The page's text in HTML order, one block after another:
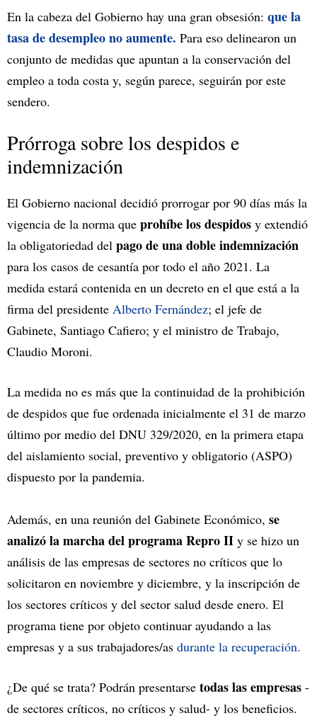
En la cabeza del Gobierno hay una gran obsesión: que la
tasa de desempleo no aumente. Para eso delinearon un
conjunto de medidas que apuntan a la conservación del
empleo a toda costa y, según parece, seguirán por este
sendero.
Prórroga sobre los despidos e
indemnización
El Gobierno nacional decidió prorrogar por 90 días más la
vigencia de la norma que prohíbe los despidos y extendió
la obligatoriedad del pago de una doble indemnización
para los casos de cesantía por todo el año 2021. La
medida estará contenida en un decreto en el que está a la
firma del presidente Alberto Fernández; el jefe de
Gabinete, Santiago Cafiero; y el ministro de Trabajo,
Claudio Moroni.
La medida no es más que la continuidad de la prohibición
de despidos que fue ordenada inicialmente el 31 de marzo
último por medio del DNU 329/2020, en la primera etapa
del aislamiento social, preventivo y obligatorio (ASPO)
dispuesto por la pandemia.
Además, en una reunión del Gabinete Económico, se
analizó la marcha del programa Repro II y se hizo un
análisis de las empresas de sectores no críticos que lo
solicitaron en noviembre y diciembre, y la inscripción de
los sectores críticos y del sector salud desde enero. El
programa tiene por objeto continuar ayudando a las
empresas y a sus trabajadores/as durante la recuperación.
¿De qué se trata? Podrán presentarse todas las empresas -
de sectores críticos, no críticos y salud- y los beneficios.